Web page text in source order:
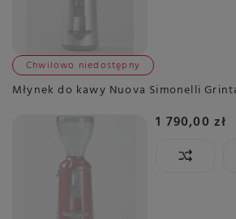
Chwilowo niedostępny
Młynek do kawy Nuova Simonelli
1 790,00 zł